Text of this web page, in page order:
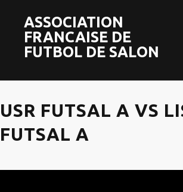
ASSOCIATION
FRANCAISE DE
FUTBOL DE SALON
USR FUTSAL A VS
FUTSAL A